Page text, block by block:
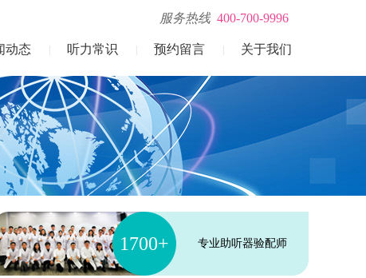
服务热线 400-700-9996
关于我们
预约留言
听力常识
动态
1700+ 专业助听器验配师